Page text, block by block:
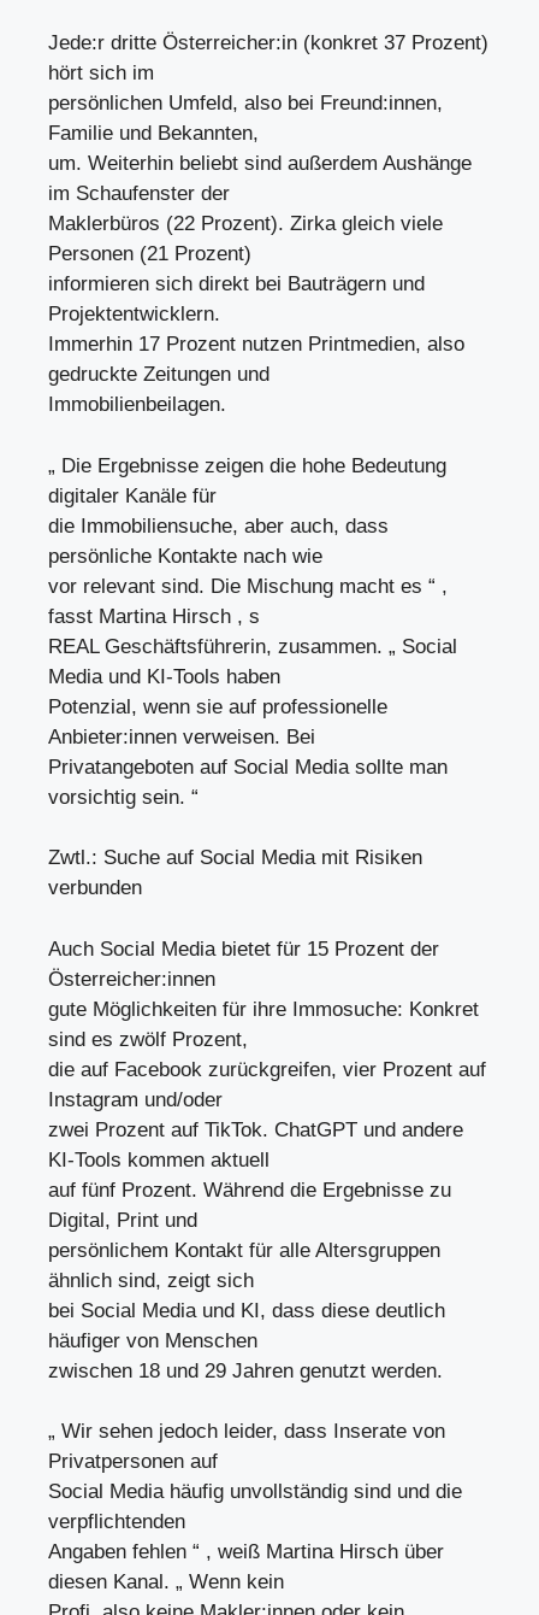
Jede:r dritte Österreicher:in (konkret 37 Prozent)
hört sich im
persönlichen Umfeld, also bei Freund:innen,
Familie und Bekannten,
um. Weiterhin beliebt sind außerdem Aushänge
im Schaufenster der
Maklerbüros (22 Prozent). Zirka gleich viele
Personen (21 Prozent)
informieren sich direkt bei Bauträgern und
Projektentwicklern.
Immerhin 17 Prozent nutzen Printmedien, also
gedruckte Zeitungen und
Immobilienbeilagen.
„ Die Ergebnisse zeigen die hohe Bedeutung
digitaler Kanäle für
die Immobiliensuche, aber auch, dass
persönliche Kontakte nach wie
vor relevant sind. Die Mischung macht es “ ,
fasst Martina Hirsch , s
REAL Geschäftsführerin, zusammen. „ Social
Media und KI-Tools haben
Potenzial, wenn sie auf professionelle
Anbieter:innen verweisen. Bei
Privatangeboten auf Social Media sollte man
vorsichtig sein. “
Zwtl.: Suche auf Social Media mit Risiken
verbunden
Auch Social Media bietet für 15 Prozent der
Österreicher:innen
gute Möglichkeiten für ihre Immosuche: Konkret
sind es zwölf Prozent,
die auf Facebook zurückgreifen, vier Prozent auf
Instagram und/oder
zwei Prozent auf TikTok. ChatGPT und andere
KI-Tools kommen aktuell
auf fünf Prozent. Während die Ergebnisse zu
Digital, Print und
persönlichem Kontakt für alle Altersgruppen
ähnlich sind, zeigt sich
bei Social Media und KI, dass diese deutlich
häufiger von Menschen
zwischen 18 und 29 Jahren genutzt werden.
„ Wir sehen jedoch leider, dass Inserate von
Privatpersonen auf
Social Media häufig unvollständig sind und die
verpflichtenden
Angaben fehlen “ , weiß Martina Hirsch über
diesen Kanal. „ Wenn kein